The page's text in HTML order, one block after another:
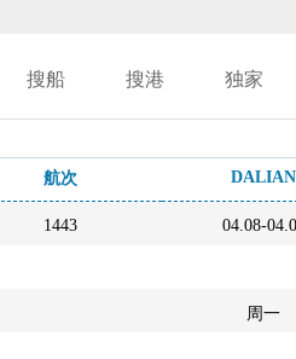
搜船 搜港 独家
航次 DALIAN
1443 04.08-
周一